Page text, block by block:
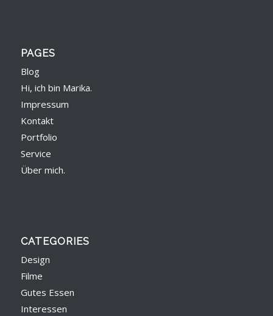
PAGES
Blog
Hi, ich bin Marika.
Impressum
Kontakt
Portfolio
Service
Über mich.
CATEGORIES
Design
Filme
Gutes Essen
Interessen